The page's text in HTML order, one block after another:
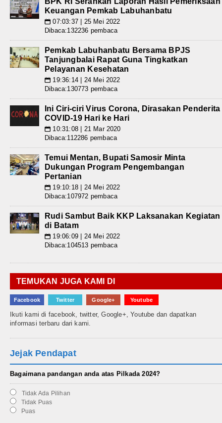
Keuangan Pemkab Labuhanbatu
📅 07:03:37 | 25 Mei 2022
Dibaca:132236 pembaca
Pemkab Labuhanbatu Bersama BPJS
Tanjungbalai Rapat Guna Tingkatkan
Pelayanan Kesehatan
📅 19:36:14 | 24 Mei 2022
Dibaca:130773 pembaca
Ini Ciri-ciri Virus Corona, Dirasakan Penderita
COVID-19 Hari ke Hari
📅 10:31:08 | 21 Mar 2020
Dibaca:112286 pembaca
Temui Mentan, Bupati Samosir Minta
Dukungan Program Pengembangan
Pertanian
📅 19:10:18 | 24 Mei 2022
Dibaca:107972 pembaca
Rudi Sambut Baik KKP Laksanakan Kegiatan
di Batam
📅 19:06:09 | 24 Mei 2022
Dibaca:104513 pembaca
TEMUKAN JUGA KAMI DI
Facebook Twitter Google+ Youtube
Ikuti kami di facebook, twitter, Google+, Youtube dan dapatkan
informasi terbaru dari kami.
Jejak Pendapat
Bagaimana pandangan anda atas Pilkada 2024?
Tidak Ada Pilihan
Tidak Puas
Puas